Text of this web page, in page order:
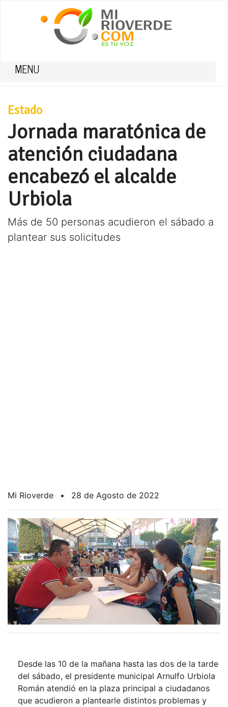
MENU
Estado
Jornada maratónica de
atención ciudadana
encabezó el alcalde
Urbiola
Más de 50 personas acudieron el sábado a
plantear sus solicitudes
Mi Rioverde • 28 de Agosto de 2022
Desde las 10 de la mañana hasta las dos de la tarde
del sábado, el presidente municipal Arnulfo Urbiola
Román atendió en la plaza principal a ciudadanos
que acudieron a plantearle distintos problemas y